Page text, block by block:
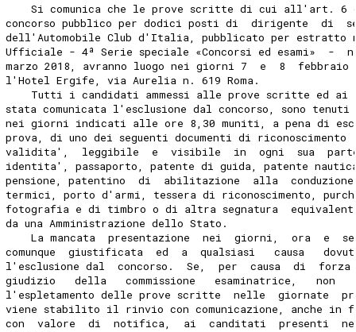
Si comunica che le prove scritte di cui all'art. 6
concorso pubblico per dodici posti di  dirigente  di
dell'Automobile Club d'Italia, pubblicato per estratto
Ufficiale - 4ª Serie speciale «Concorsi ed esami»  -
marzo 2018, avranno luogo nei giorni 7  e  8  febbraio
l'Hotel Ergife, via Aurelia n. 619 Roma.
Tutti i candidati ammessi alle prove scritte ed ai
stata comunicata l'esclusione dal concorso, sono tenuti
nei giorni indicati alle ore 8,30 muniti, a pena di
prova, di uno dei seguenti documenti di
validita',  leggibile  e  visibile  in  ogni  sua
identita', passaporto, patente di guida, patente
pensione, patentino  di  abilitazione  alla
termici, porto d'armi, tessera di riconoscimento,
fotografia e di timbro o di altra segnatura
da una Amministrazione dello Stato.
La mancata  presentazione  nei  giorni,  ora  e
comunque  giustificata  ed  a  qualsiasi   causa
l'esclusione dal  concorso.  Se,  per  causa  di  forza
giudizio   della   commissione   esaminatrice,   non
l'espletamento delle prove scritte  nelle  giornate
viene stabilito il rinvio con comunicazione, anche in
con  valore  di  notifica,  ai  canditati  presenti